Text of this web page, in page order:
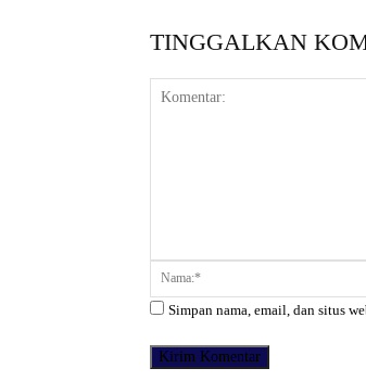
TINGGALKAN
Komentar:
Simpan nama, email, dan situs